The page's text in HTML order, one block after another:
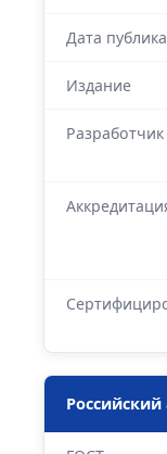
Дата
Издание
Разработчик
Российский